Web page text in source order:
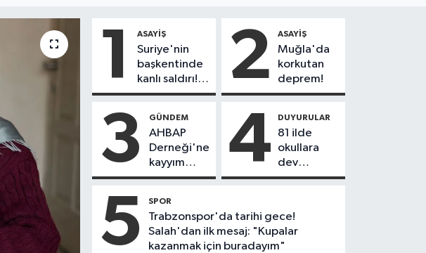
1 ASAYIŞ
Suriye'nin
başkentinde
kanlı saldırı!
Yolcu
çok sayıda
ölü ve yaralı
var
2 ASAYIŞ
Muğla'da
korkutan
deprem!
3 GÜNDEM
AHBAP
Derneği'ne
kayyım
atandı!
faaliyetleri
durduruldu
4 DUYURULAR
81 ilde
okullara
dev
personel
güvenlik
görevlisi
5 SPOR
Trabzonspor'da tarihi gece!
Salah'dan ilk mesaj: "Kupalar
kazanmak için buradayım"